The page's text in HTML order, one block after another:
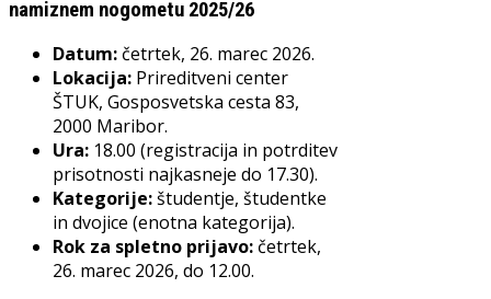
namiznem nogometu 2025/26
Datum: četrtek, 26. marec 2026.
Lokacija: Prireditveni center
ŠTUK, Gosposvetska cesta 83,
2000 Maribor.
Ura: 18.00 (registracija in potrditev
prisotnosti najkasneje do 17.30).
Kategorije:študentje, študentke
in dvojice (enotna kategorija).
Rok za spletno prijavo: četrtek,
26. marec 2026, do 12.00.